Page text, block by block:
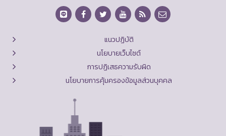
แนวปฏิบัติ
นโยบายเว็บไซต์
การปฏิเสธความรับผิด
นโยบายการคุ้มครองข้อมูลส่วนบุคคล